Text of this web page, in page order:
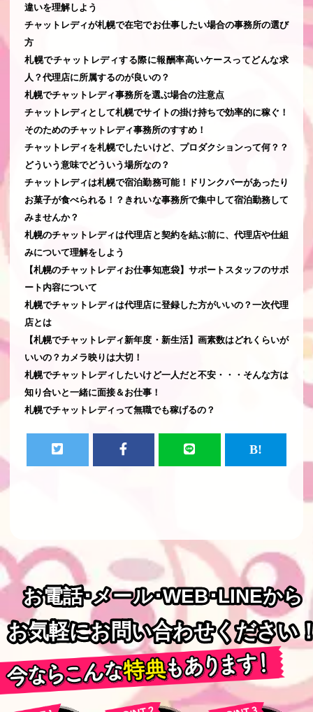
違いを理解しよう
チャットレディが札幌で在宅でお仕事したい場合の事務所の選び
方
札幌でチャットレディする際に報酬率高いケースってどんな求
人？代理店に所属するのが良いの？
札幌でチャットレディ事務所を選ぶ場合の注意点
チャットレディとして札幌でサイトの掛け持ちで効率的に稼ぐ！
そのためのチャットレディ事務所のすすめ！
チャットレディを札幌でしたいけど、プロダクションって何？？
どういう意味でどういう場所なの？
チャットレディは札幌で宿泊勤務可能！ドリンクバーがあったり
お菓子が食べられる！？きれいな事務所で集中して宿泊勤務して
みませんか？
札幌のチャットレディは代理店と契約を結ぶ前に、代理店や仕組
みについて理解をしよう
【札幌のチャットレディお仕事知恵袋】サポートスタッフのサポ
ート内容について
札幌でチャットレディは代理店に登録した方がいいの？一次代理
店とは
【札幌でチャットレディ新年度・新生活】画素数はどれくらいが
いいの？カメラ映りは大切！
札幌でチャットレディしたいけど一人だと不安・・・そんな方は
知り合いと一緒に面接＆お仕事！
札幌でチャットレディって無職でも稼げるの？
お電話･メール･WEB･LINEから
お電話･メール･WEB･LINEから
お気軽にお問い合わせください
お気軽にお問い合わせください